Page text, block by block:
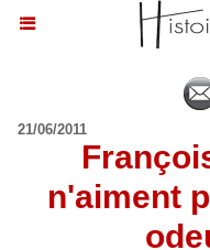
21/06/2011
n'aiment